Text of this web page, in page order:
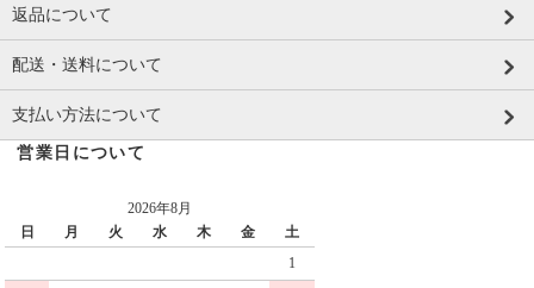
返品について
配送・送料について
支払い方法について
営業日について
2026年8月
日
月 火 水 木 金
土
1